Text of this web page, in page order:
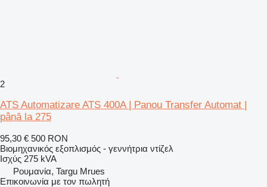
2
ATS Automatizare ATS 400A | Panou Transfer Automat |
până la 275
95,30 € 500 RON
Βιομηχανικός εξοπλισμός - γεννήτρια ντίζελ
Ισχύς 275 kVA
Ρουμανία, Targu Mrues
Επικοινωνία με τον πωλητή